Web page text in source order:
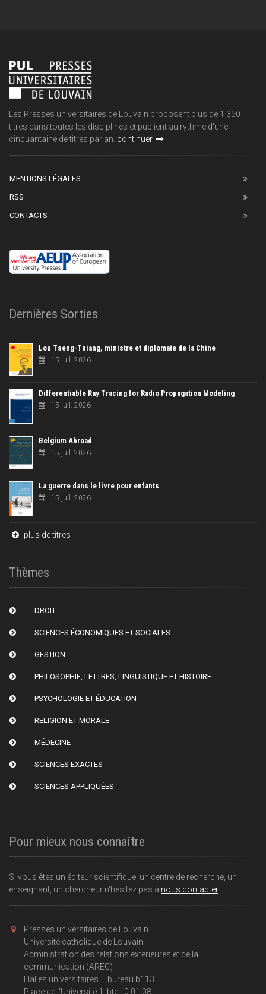
Les Presses universitaires de Louvain proposent plus de 1 350
titres dans toutes les disciplines et publient au rythme d'une
cinquantaine de titres par an. continuer
MENTIONS LÉGALES
RSS
CONTACTS
Dernières Sorties
Lou Tseng-Tsiang, ministre et diplomate de la Chine
15 juil. 2026
Differentiable Ray Tracing for Radio Propagation Modeling
15 juil. 2026
Belgium Abroad
15 juil. 2026
La guerre dans le livre pour enfants
15 juil. 2026
plus de titres
Thèmes
DROIT
SCIENCES ÉCONOMIQUES ET SOCIALES
GESTION
PHILOSOPHIE, LETTRES, LINGUISTIQUE ET HISTOIRE
PSYCHOLOGIE ET ÉDUCATION
RELIGION ET MORALE
MÉDECINE
SCIENCES EXACTES
SCIENCES APPLIQUÉES
Pour mieux nous connaître
Si vous êtes un éditeur scientifique, un centre de recherche, un
enseignant, un chercheur n'hésitez pas à nous contacter
Presses universitaires de Louvain
Université catholique de Louvain
Administration des relations extérieures et de la
communication (AREC)
Halles universitaires – bureau b113
Place de l'Université 1, bte L0.01.08